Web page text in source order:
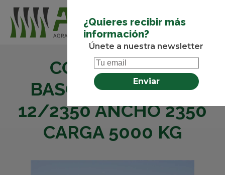
CONTENEDOR
BASCULANTE GHU
12/2350 ANCHO 2350
CARGA 5000 KG
¿Quieres recibir más
información?
Únete a nuestra newsletter